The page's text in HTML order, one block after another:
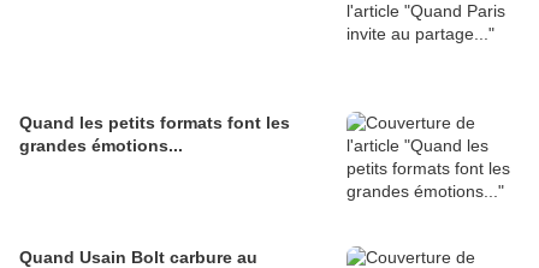
Quand les petits formats font les
grandes émotions...
Quand Usain Bolt carbure au